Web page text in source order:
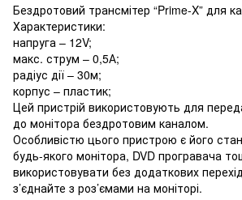
Бездротовий трансмітер “Prime-X” для
Характеристики:
напруга – 12V;
макс. струм – 0,5А;
радіус дії – 30м;
корпус – пластик;
Цей пристрій використовують для
до монітора бездротовим каналом.
Особливістю цього пристрою є його
будь-якого монітора, DVD програвача
використовувати без додаткових
з’єднайте з роз’ємами на моніторі.